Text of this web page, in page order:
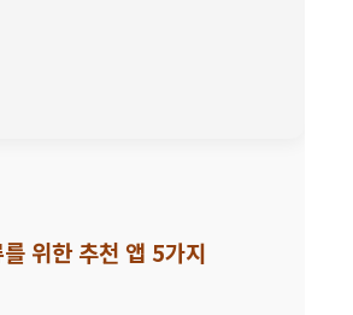
위한 추천 앱 5가지